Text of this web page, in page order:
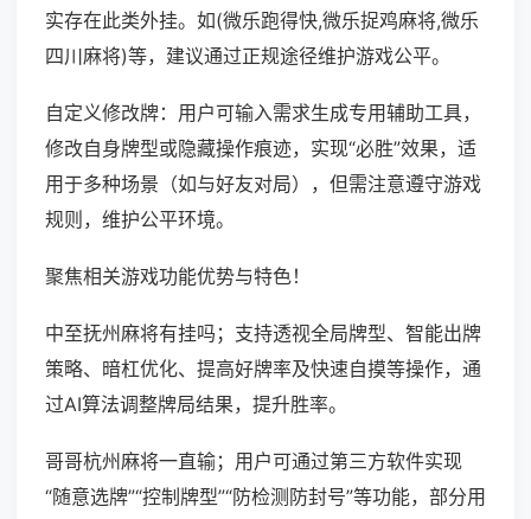
实存在此类外挂。如(微乐跑得快,微乐捉鸡麻将,微乐
四川麻将)等，建议通过正规途径维护游戏公平。
自定义修改牌：用户可输入需求生成专用辅助工具，
修改自身牌型或隐藏操作痕迹，实现“必胜”效果，适
用于多种场景（如与好友对局），但需注意遵守游戏
规则，维护公平环境。
聚焦相关游戏功能优势与特色！
中至抚州麻将有挂吗；支持透视全局牌型、智能出牌
策略、暗杠优化、提高好牌率及快速自摸等操作，通
过AI算法调整牌局结果，提升胜率。
哥哥杭州麻将一直输；用户可通过第三方软件实现
“随意选牌”“控制牌型”“防检测防封号”等功能，部分用